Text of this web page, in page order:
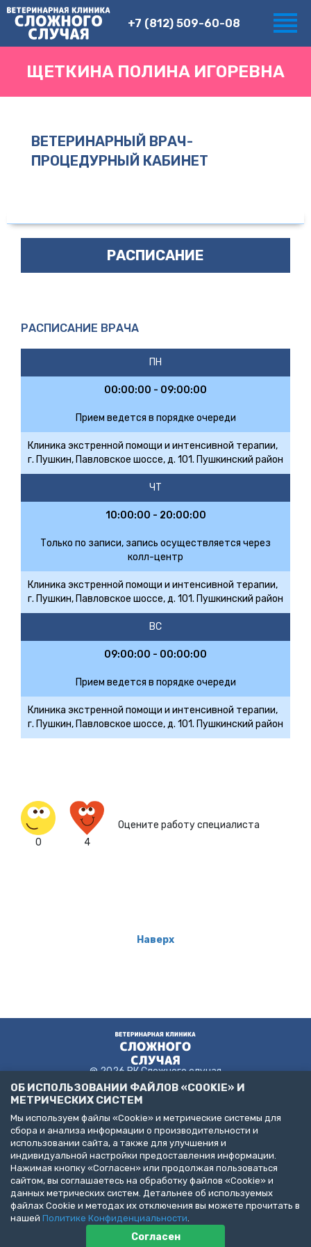
+7 (812) 509-60-08
ЩЕТКИНА ПОЛИНА ИГОРЕВНА
ВЕТЕРИНАРНЫЙ ВРАЧ-
ПРОЦЕДУРНЫЙ КАБИНЕТ
РАСПИСАНИЕ
РАСПИСАНИЕ ВРАЧА
ПН
00:00:00 - 09:00:00
Прием ведется в порядке очереди
Клиника экстренной помощи и интенсивной терапии,
г. Пушкин, Павловское шоссе, д. 101. Пушкинский район
ЧТ
10:00:00 - 20:00:00
Только по записи, запись осуществляется через
колл-центр
Клиника экстренной помощи и интенсивной терапии,
г. Пушкин, Павловское шоссе, д. 101. Пушкинский район
ВС
09:00:00 - 00:00:00
Прием ведется в порядке очереди
Клиника экстренной помощи и интенсивной терапии,
г. Пушкин, Павловское шоссе, д. 101. Пушкинский район
0 4
Оцените работу специалиста
Наверх
@ 2026 ВК Сложного случая
ДЕЛАЙТЕ БИЗНЕС С НАМИ!
Представлена информация об услугах следующих клиник:
Санкт-Петербург, пр. Народного Ополчения, д. 19, к. 1. (ООО
"НЕОТЛОЖНАЯ ВЕТЕРИНАРИЯ")
Санкт-Петербург, ул. Бухарестская, д. 122, к. 2 (ООО "КВМК")
Пушкин, Павловское шоссе, д. 101. (ООО "ВЦЦ")
Пользовательское соглашение
Политика конфиденциальности
Публичная оферта
ОБ ИСПОЛЬЗОВАНИИ ФАЙЛОВ «COOKIE» И
МЕТРИЧЕСКИХ СИСТЕМ
Мы используем файлы «Cookie» и метрические системы для
сбора и анализа информации о производительности и
использовании сайта, а также для улучшения и
индивидуальной настройки предоставления информации.
Нажимая кнопку «Согласен» или продолжая пользоваться
сайтом, вы соглашаетесь на обработку файлов «Cookie» и
данных метрических систем. Детальнее об используемых
файлах Cookie и методах их отключения вы можете прочитать в
нашей Политике Конфиденциальности.
Согласен